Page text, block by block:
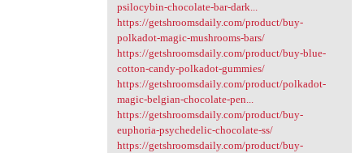
psilocybin-chocolate-bar-dark...
https://getshroomsdaily.com/product/buy-
polkadot-magic-mushrooms-bars/
https://getshroomsdaily.com/product/buy-blue-
cotton-candy-polkadot-gummies/
https://getshroomsdaily.com/product/polkadot-
magic-belgian-chocolate-pen...
https://getshroomsdaily.com/product/buy-
euphoria-psychedelic-chocolate-ss/
https://getshroomsdaily.com/product/buy-